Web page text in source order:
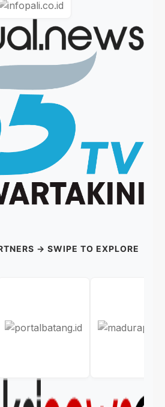
→ SWIPE TO EXPLORE